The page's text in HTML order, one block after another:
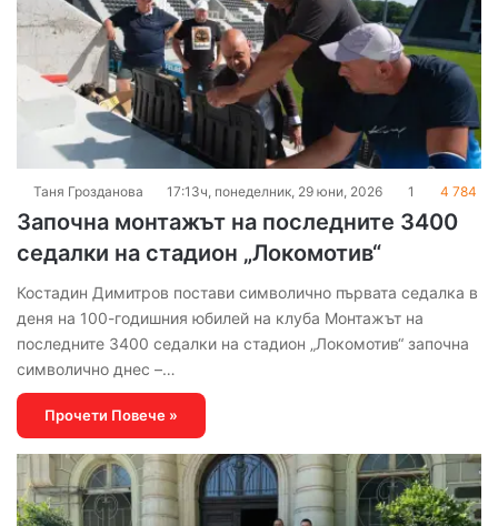
Таня Грозданова 17:13ч, понеделник, 29 юни, 2026 1 4 784
Започна монтажът на последните 3400
седалки на стадион „Локомотив“
Костадин Димитров постави символично първата седалка в
деня на 100-годишния юбилей на клуба Монтажът на
последните 3400 седалки на стадион „Локомотив“ започна
символично днес –…
Прочети Повече »